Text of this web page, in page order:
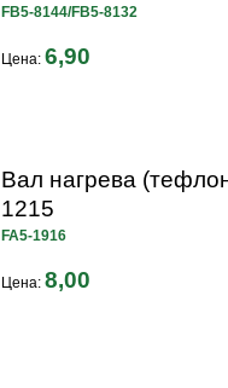
FB5-8144/FB5-8132
Цена: 6,90
Вал нагрева
1215
FA5-1916
Цена: 8,00